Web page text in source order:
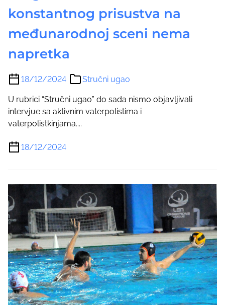
konstantnog prisustva na
međunarodnoj sceni nema
napretka
18/12/2024 Stručni ugao
U rubrici “Stručni ugao” do sada nismo objavljivali
intervjue sa aktivnim vaterpolistima i
vaterpolistkinjama....
18/12/2024